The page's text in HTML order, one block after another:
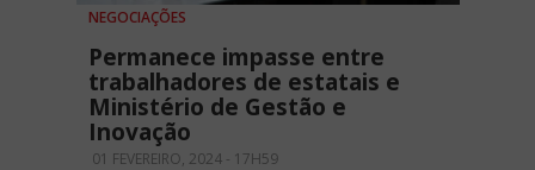
NEGOCIAÇÕES
Permanece impasse entre
trabalhadores de estatais e
Ministério de Gestão e
Inovação
01 FEVEREIRO, 2024 - 17H59